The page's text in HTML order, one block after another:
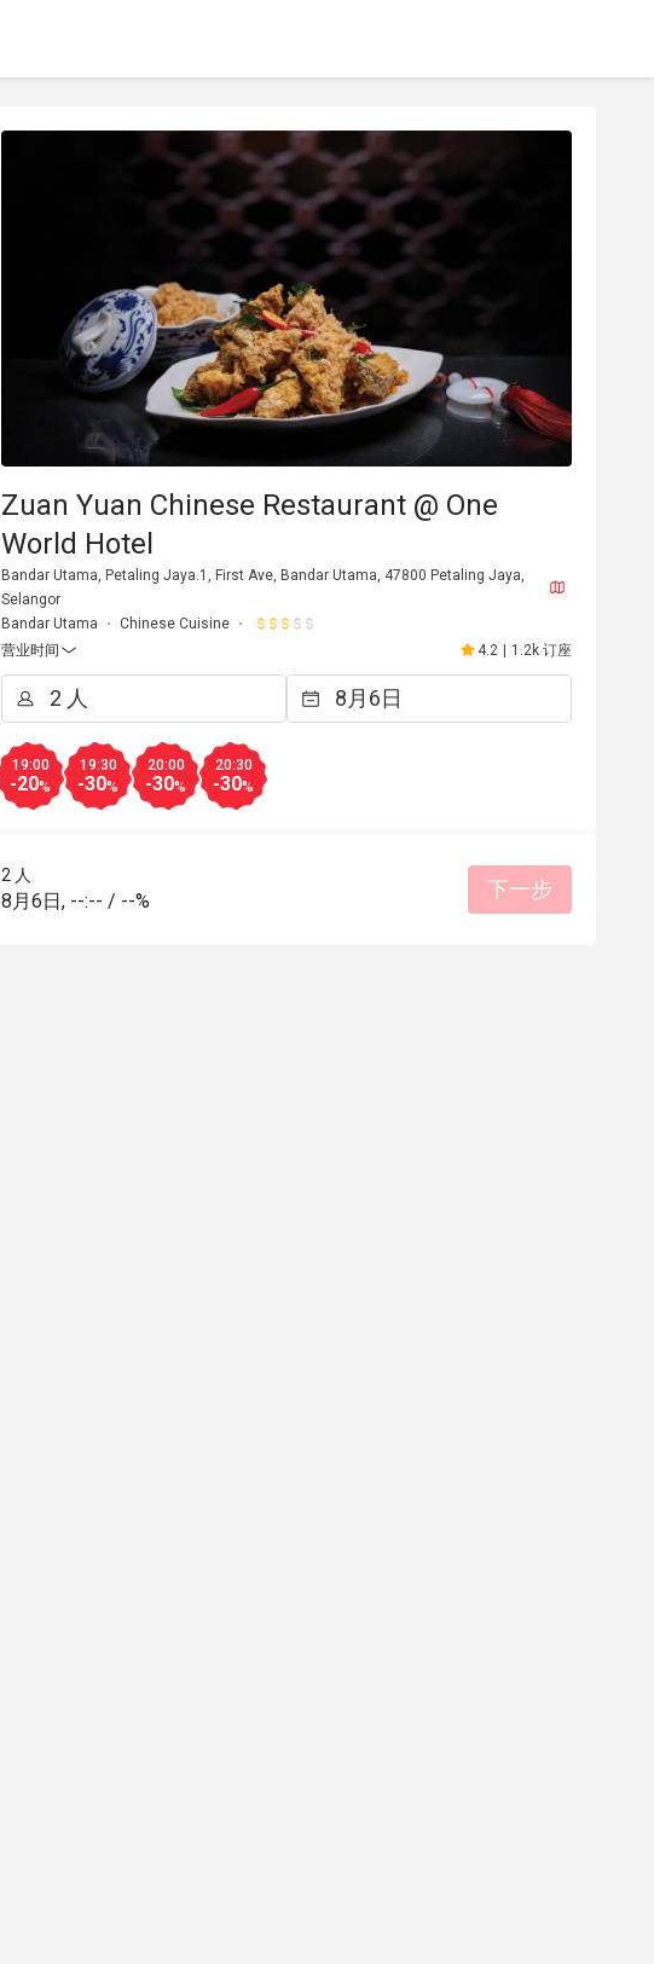
Zuan Yuan Chinese Restaurant @ One
World Hotel
Bandar Utama, Petaling Jaya.1, First Ave, Bandar Utama, 47800 Petaling Jaya,
Selangor
Bandar Utama
Chinese Cuisine
营业时间
4.2 | 1.2k 订座
19:00
-20%
19:30
-30%
20:00
-30%
20:30
-30%
2 人
8月6日, --:-- / --% 下一步